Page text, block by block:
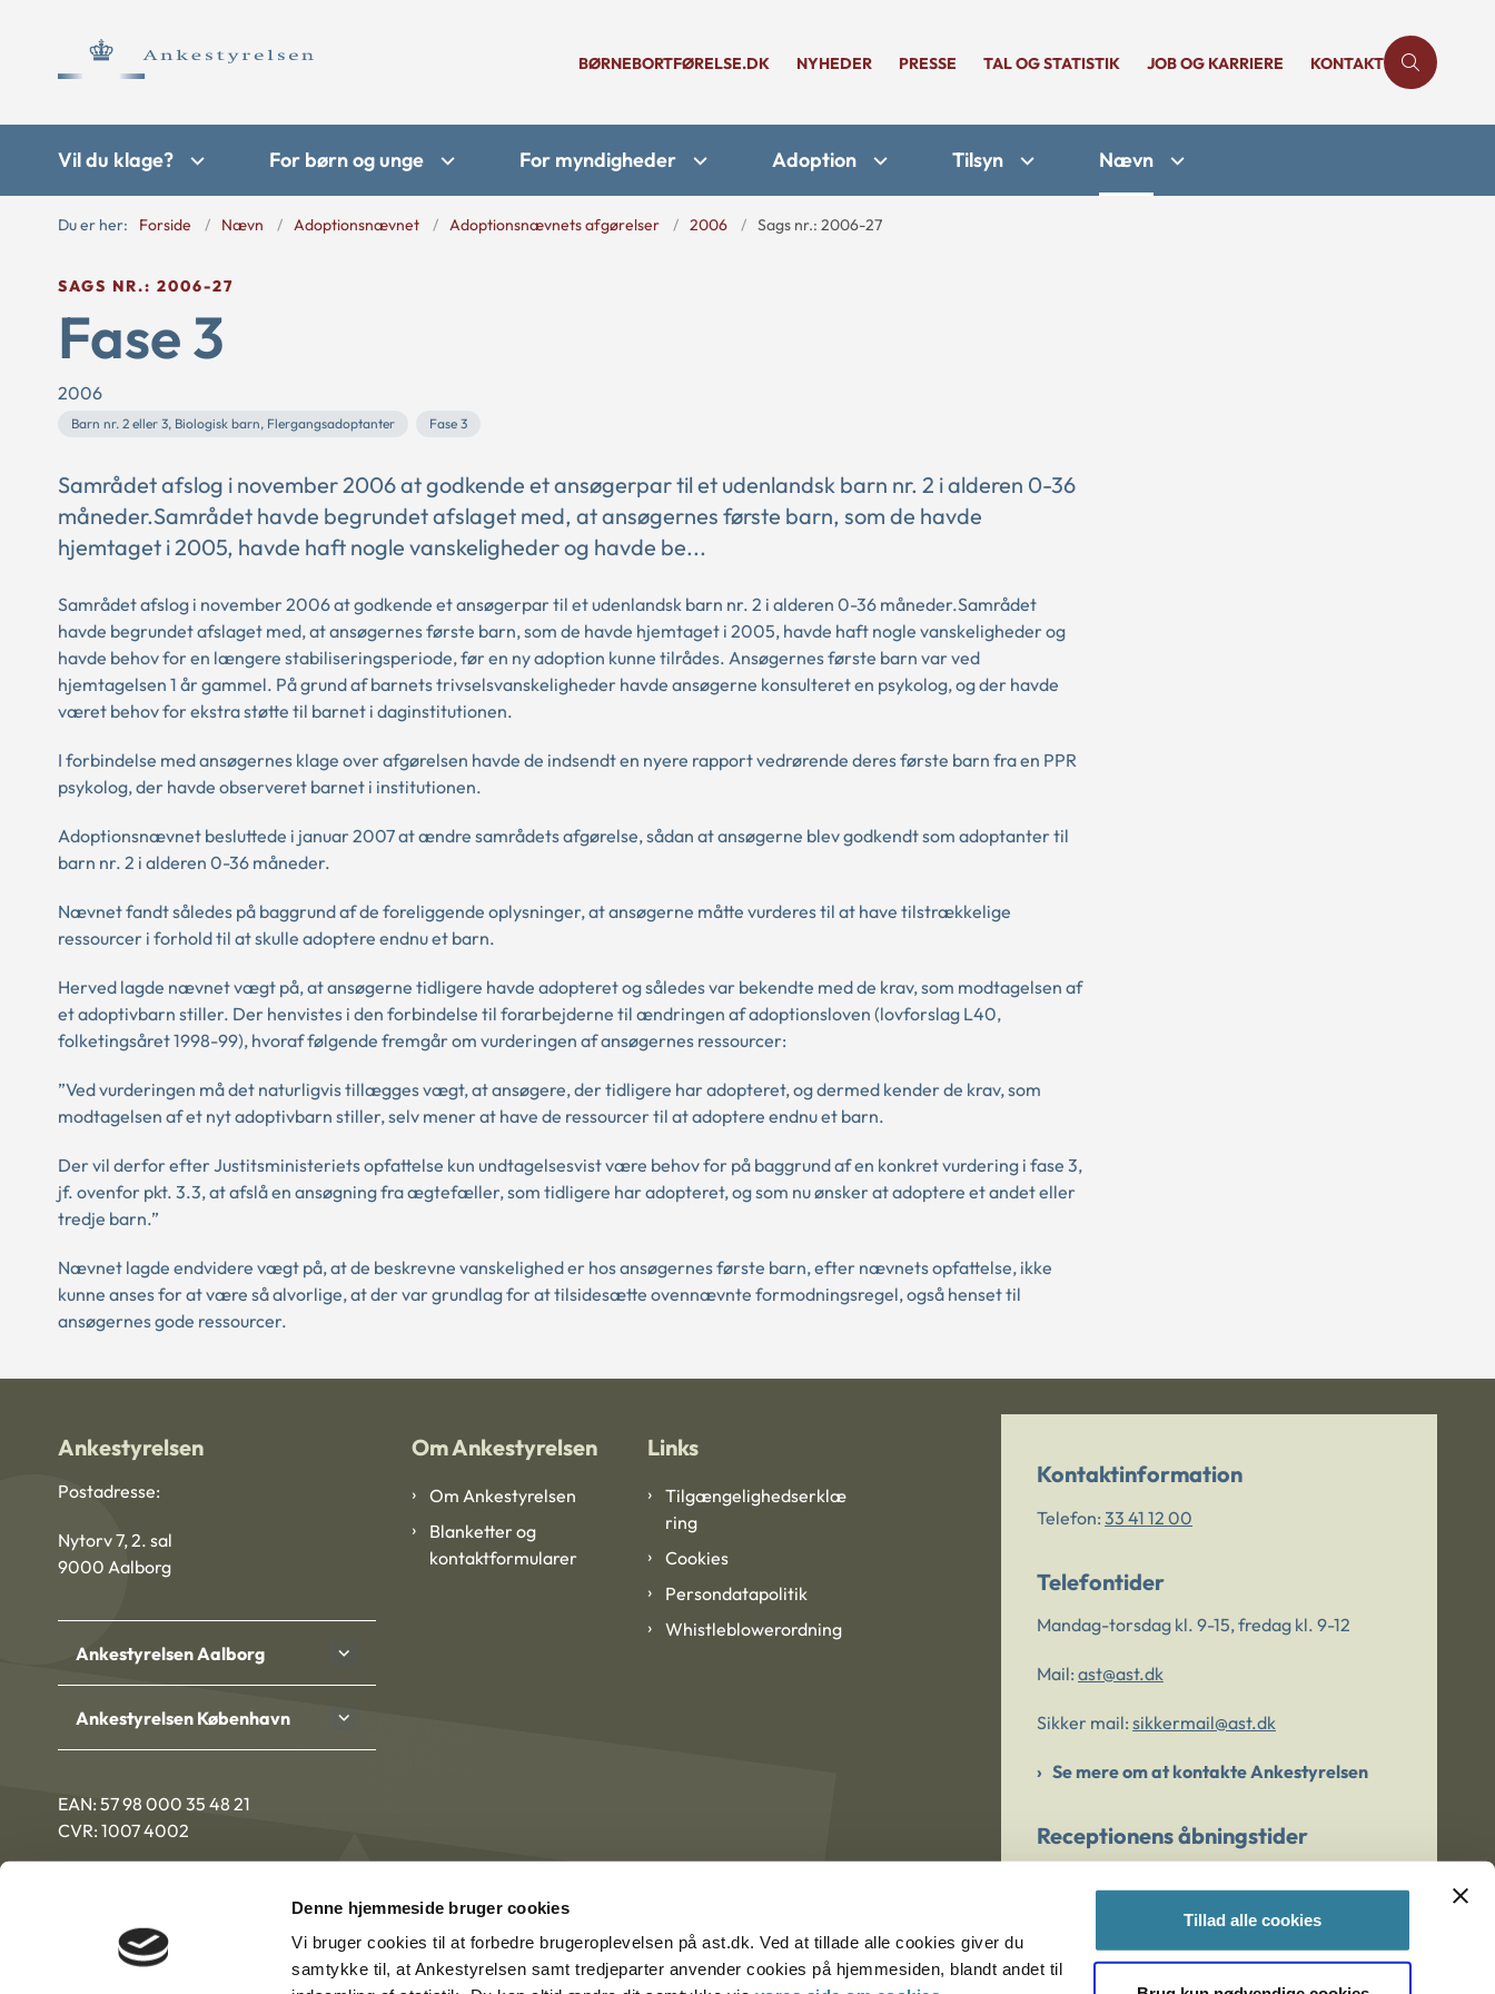
Denne hjemmeside bruger cookies
Vi bruger cookies til at forbedre brugeroplevelsen på ast.dk. Ved at tillade alle cookies giver du
samtykke til, at Ankestyrelsen samt tredjeparter anvender cookies på hjemmesiden, blandt andet til
Tillad alle cookies
BØRNEBORTFØRELSE.DK NYHEDER PRESSE TAL OG STATISTIK JOB OG KARRIERE KONTAKT
Vil du klage? For børn og unge For myndigheder Adoption Tilsyn Nævn
Du er her: Forside Nævn Adoptionsnævnet Adoptionsnævnets afgørelser 2006 Sags nr.: 2006-27
SAGS NR.: 2006-27
Fase 3
2006
Barn nr. 2 eller 3, Biologisk barn, Flergangsadoptanter Fase 3
Samrådet afslog i november 2006 at godkende et ansøgerpar til et udenlandsk barn nr. 2 i alderen 0-36
måneder.Samrådet havde begrundet afslaget med, at ansøgernes første barn, som de havde
hjemtaget i 2005, havde haft nogle vanskeligheder og havde be...
Samrådet afslog i november 2006 at godkende et ansøgerpar til et udenlandsk barn nr. 2 i alderen 0-36 måneder.Samrådet
havde begrundet afslaget med, at ansøgernes første barn, som de havde hjemtaget i 2005, havde haft nogle vanskeligheder og
havde behov for en længere stabiliseringsperiode, før en ny adoption kunne tilrådes. Ansøgernes første barn var ved
hjemtagelsen 1 år gammel. På grund af barnets trivselsvanskeligheder havde ansøgerne konsulteret en psykolog, og der havde
været behov for ekstra støtte til barnet i daginstitutionen.
I forbindelse med ansøgernes klage over afgørelsen havde de indsendt en nyere rapport vedrørende deres første barn fra en PPR
psykolog, der havde observeret barnet i institutionen.
Adoptionsnævnet besluttede i januar 2007 at ændre samrådets afgørelse, sådan at ansøgerne blev godkendt som adoptanter til
barn nr. 2 i alderen 0-36 måneder.
Nævnet fandt således på baggrund af de foreliggende oplysninger, at ansøgerne måtte vurderes til at have tilstrækkelige
ressourcer i forhold til at skulle adoptere endnu et barn.
Herved lagde nævnet vægt på, at ansøgerne tidligere havde adopteret og således var bekendte med de krav, som modtagelsen af
et adoptivbarn stiller. Der henvistes i den forbindelse til forarbejderne til ændringen af adoptionsloven (lovforslag L40,
folketingsåret 1998-99), hvoraf følgende fremgår om vurderingen af ansøgernes ressourcer:
”Ved vurderingen må det naturligvis tillægges vægt, at ansøgere, der tidligere har adopteret, og dermed kender de krav, som
modtagelsen af et nyt adoptivbarn stiller, selv mener at have de ressourcer til at adoptere endnu et barn.
Der vil derfor efter Justitsministeriets opfattelse kun undtagelsesvist være behov for på baggrund af en konkret vurdering i fase 3,
jf. ovenfor pkt. 3.3, at afslå en ansøgning fra ægtefæller, som tidligere har adopteret, og som nu ønsker at adoptere et andet eller
tredje barn.”
Nævnet lagde endvidere vægt på, at de beskrevne vanskelighed er hos ansøgernes første barn, efter nævnets opfattelse, ikke
kunne anses for at være så alvorlige, at der var grundlag for at tilsidesætte ovennævnte formodningsregel, også henset til
ansøgernes gode ressourcer.
Ankestyrelsen
Postadresse:
Nytorv 7, 2. sal
9000 Aalborg
Ankestyrelsen Aalborg
Ankestyrelsen København
EAN: 57 98 000 35 48 21
CVR: 1007 4002
Om Ankestyrelsen
Om Ankestyrelsen
Blanketter og
kontaktformularer
Links
Tilgængelighedserklæ
ring
Cookies
Persondatapolitik
Whistleblowerordning
Kontaktinformation
Telefon: 33 41 12 00
Telefontider
Mandag-torsdag kl. 9-15, fredag kl. 9-12
Mail: ast@ast.dk
Sikker mail: sikkermail@ast.dk
Se mere om at kontakte Ankestyrelsen
Receptionens åbningstider
Er du bekymret for et barn/en ung?